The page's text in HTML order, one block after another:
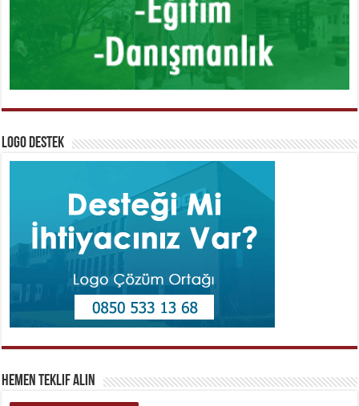
Logo Destek
Hemen Teklif Alın